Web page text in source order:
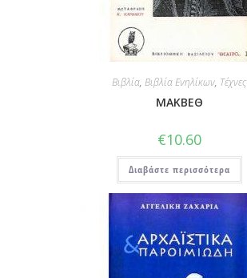
Βιβλία, Βιβλία Ενηλίκων, Τέχνες
ΜΑΚΒΕΘ
€10.60
Διαβάστε περισσότερα